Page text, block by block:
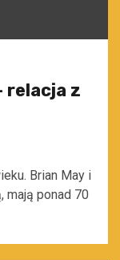
relacja z
Brian May i
mają ponad 70